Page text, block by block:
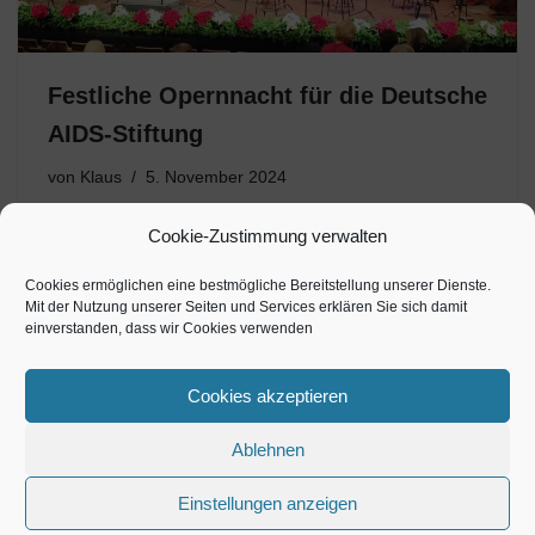
Cookie-Zustimmung verwalten
Cookies ermöglichen eine bestmögliche Bereitstellung unserer Dienste.
Mit der Nutzung unserer Seiten und Services erklären Sie sich damit
einverstanden, dass wir Cookies verwenden
Cookies akzeptieren
Ablehnen
Einstellungen anzeigen
Festliche Opernnacht für die Deutsche
AIDS-Stiftung
von Klaus 5. November 2024
Die Aids-Gala zählt seit vielen Jahren zu den
November 2024 erstmals als „Festliche Opernnacht“ in
der Deutschen Oper Berlin statt. Ein brillantes Zeichen
gesellschaftlicher Solidarität zugunsten der…